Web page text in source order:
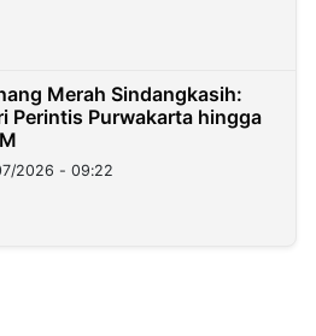
Merah Sindangkasih:
Perintis Purwakarta hingga
2026 - 09:22